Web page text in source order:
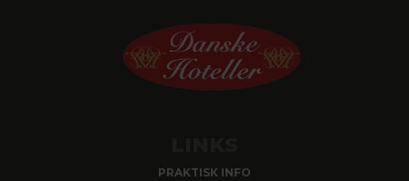
PRAKTISK INFO